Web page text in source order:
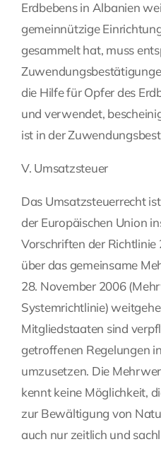
Erdbebens in Albanien
gemeinnützige
gesammelt hat, muss
die Hilfe für Opfer des
und verwendet,
ist in der
V. Umsatzsteuer
Das Umsatzsteuerrecht
der Europäischen Union
Vorschriften der Richtlinie
über das gemeinsame
28. November 2006
Systemrichtlinie)
Mitgliedstaaten sind
getroffenen Regelungen
umzusetzen. Die
kennt keine Möglichkeit,
zur Bewältigung von
auch nur zeitlich und